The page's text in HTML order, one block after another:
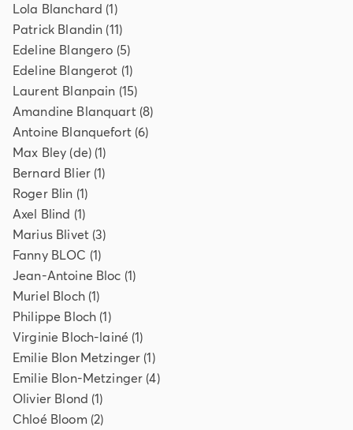
Lola Blanchard (1)
Patrick Blandin (11)
Edeline Blangero (5)
Edeline Blangerot (1)
Laurent Blanpain (15)
Amandine Blanquart(8)
Antoine Blanquefort(6)
Max Bley (de)(1)
Bernard Blier(1)
Roger Blin (1)
Axel Blind (1)
Marius Blivet(3)
Fanny BLOC (1)
Jean-Antoine Bloc (1)
Muriel Bloch(1)
Philippe Bloch (1)
Virginie Bloch-lainé (1)
Emilie Blon Metzinger (1)
Emilie Blon-Metzinger (4)
Olivier Blond (1)
Chloé Bloom(2)